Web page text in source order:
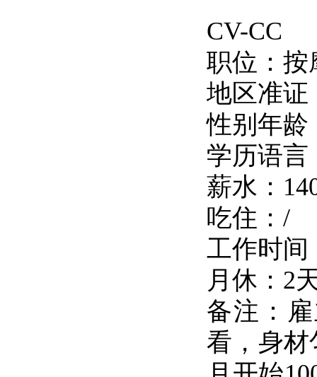
CV-CC
职位：按
地区准证
性别年龄
学历语言
薪水：
吃住：/
工作时
月休：2
备注：
看，身材